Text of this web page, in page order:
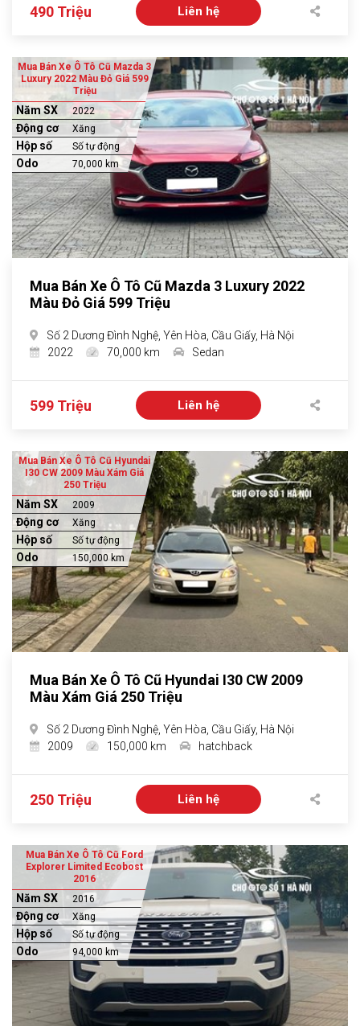
490 Triệu Liên hệ
Mua Bán Xe Ô Tô Cũ Mazda 3
Luxury 2022 Màu Đỏ Giá 599
Triệu
Năm SX 2022
Động cơ Xăng
Hộp số Số tự động
Odo 70,000 km
Mua Bán Xe Ô Tô Cũ Mazda 3 Luxury 2022
Màu Đỏ Giá 599 Triệu
Số 2 Dương Đình Nghệ, Yên Hòa, Cầu Giấy, Hà Nội
2022
70,000 km Sedan
599 Triệu Liên hệ
Mua Bán Xe Ô Tô Cũ Hyundai
I30 CW 2009 Màu Xám Giá
250 Triệu
Năm SX 2009
Động cơ Xăng
Hộp số Số tự động
Odo 150,000 km
Mua Bán Xe Ô Tô Cũ Hyundai I30 CW 2009
Màu Xám Giá 250 Triệu
Số 2 Dương Đình Nghệ, Yên Hòa, Cầu Giấy, Hà Nội
2009
150,000 km hatchback
250 Triệu Liên hệ
Mua Bán Xe Ô Tô Cũ Ford
Explorer Limited Ecobost
2016
Năm SX 2016
Động cơ Xăng
Hộp số Số tự động
Odo 94,000 km